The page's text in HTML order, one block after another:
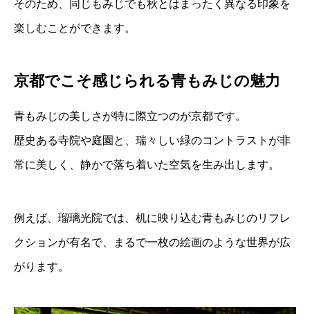
そのため、同じもみじでも秋とはまったく異なる印象を
楽しむことができます。
京都でこそ感じられる青もみじの魅力
青もみじの美しさが特に際立つのが京都です。
歴史ある寺院や庭園と、瑞々しい緑のコントラストが非
常に美しく、静かで落ち着いた空気を生み出します。
例えば、 瑠璃光院では、机に映り込む青もみじのリフレ
クションが有名で、まるで一枚の絵画のような世界が広
がります。